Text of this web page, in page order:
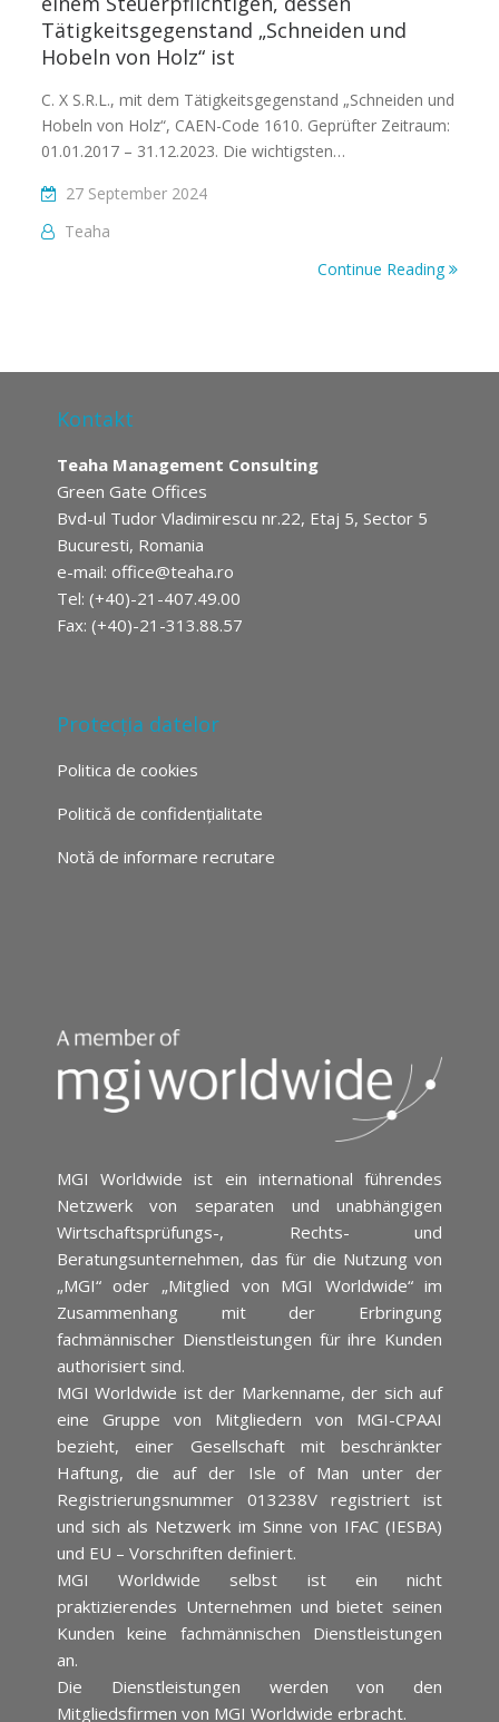
Tätigkeitsgegenstand „Schneiden und
Hobeln von Holz“ ist
C. X S.R.L., mit dem Tätigkeitsgegenstand „Schneiden und
Hobeln von Holz“, CAEN-Code 1610. Geprüfter Zeitraum:
01.01.2017 – 31.12.2023. Die wichtigsten…
27 September 2024
Teaha
Continue Reading
Kontakt
Teaha Management Consulting
Green Gate Offices
Bvd-ul Tudor Vladimirescu nr.22, Etaj 5, Sector 5
Bucuresti, Romania
e-mail: office@teaha.ro
Tel: (+40)-21-407.49.00
Fax: (+40)-21-313.88.57
Protecția datelor
Politica de cookies
Politică de confidențialitate
Notă de informare recrutare
MGI Worldwide ist ein international führendes
Netzwerk von separaten und unabhängigen
Wirtschaftsprüfungs-, Rechts- und
Beratungsunternehmen, das für die Nutzung von
„MGI“ oder „Mitglied von MGI Worldwide“ im
Zusammenhang mit der Erbringung
fachmännischer Dienstleistungen für ihre Kunden
authorisiert sind.
MGI Worldwide ist der Markenname, der sich auf
eine Gruppe von Mitgliedern von MGI-CPAAI
bezieht, einer Gesellschaft mit beschränkter
Haftung, die auf der Isle of Man unter der
Registrierungsnummer 013238V registriert ist
und sich als Netzwerk im Sinne von IFAC (IESBA)
und EU – Vorschriften definiert.
MGI Worldwide selbst ist ein nicht
praktizierendes Unternehmen und bietet seinen
Kunden keine fachmännischen Dienstleistungen
an.
Die Dienstleistungen werden von den
Mitgliedsfirmen von MGI Worldwide erbracht.